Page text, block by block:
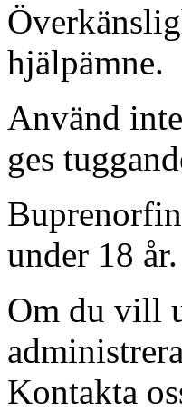
hjälpämne.
Använd
ges
under 18 år.
Om du vill
Kontakta